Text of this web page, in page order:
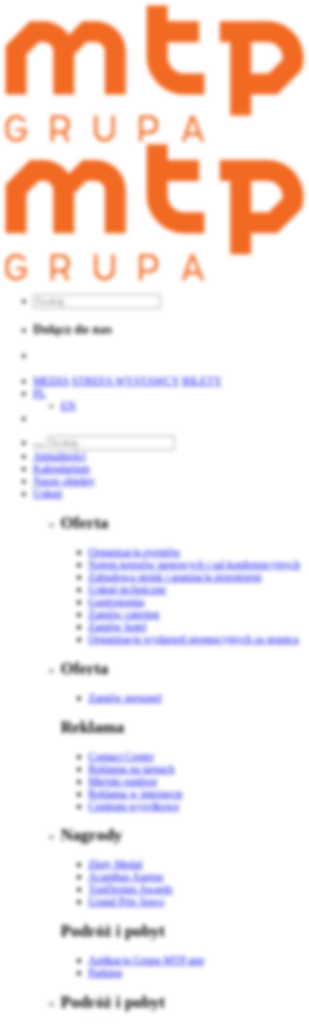
Dołącz do nas
MEDIA STREFA WYSTAWCY BILETY
PL
EN
Aktualności
Kalendarium
Nasze obiekty
Usługi
Oferta
Organizacja eventów
Najem terenów targowych i sal konferencyjnych
Zabudowa stoisk i aranżacja przestrzeni
Usługi techniczne
Gastronomia
Zamów catering
Zamów hotel
Organizacja wydarzeń promocyjnych za granicą
Oferta
Zamów personel
Reklama
Contact Center
Reklama na targach
Miejski outdoor
Reklama w internecie
Centrum wysyłkowe
Nagrody
Złoty Medal
Acanthus Aureus
TopDesign Awards
Grand Prix Sawo
Podróż i pobyt
Aplikacja Grupa MTP app
Parking
Podróż i pobyt